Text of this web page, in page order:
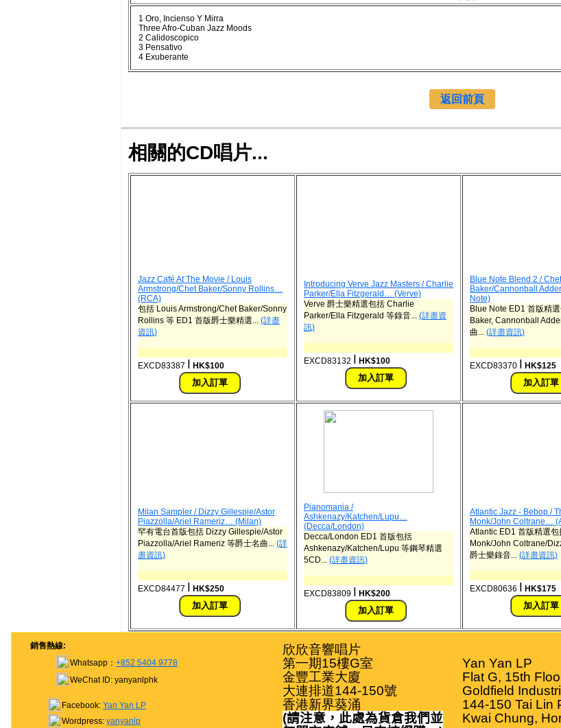
1 Oro, Incienso Y Mirra
Three Afro-Cuban Jazz Moods
2 Calidoscopico
3 Pensativo
4 Exuberante
返回前頁
相關的CD唱片...
Jazz Café At The Movie / Louis
Armstrong/Chet Baker/Sonny Rollins…
(RCA)
包括 Louis Armstrong/Chet Baker/Sonny
Rollins 等 ED1 首版爵士樂精選... (詳盡
資訊)
EXCD83387 HK$100
Introducing Verve Jazz Masters / Charlie
Parker/Ella Fitzgerald… (Verve)
Verve 爵士樂精選包括 Charlie
Parker/Ella Fitzgerald 等錄音... (詳盡資
訊)
EXCD83132 HK$100
Blue Note Blend 2 / Chet
Baker/Cannonball
Note)
Blue Note ED1 首版精
Baker, Cannonball
曲... (詳盡資訊)
EXCD83370 HK$125
Milan Sampler / Dizzy Gillespie/Astor
Piazzolla/Ariel Rameriz… (Milan)
罕有電台首版包括 Dizzy Gillespie/Astor
Piazzolla/Ariel Rameriz 等爵士名曲... (詳
盡資訊)
EXCD84477 HK$250
Pianomania /
Ashkenazy/Katchen/Lupu…
(Decca/London)
Decca/London ED1 首版包括
Ashkenazy/Katchen/Lupu 等鋼琴精選
5CD... (詳盡資訊)
EXCD83809 HK$200
Atlantic Jazz - Bebop /
Monk/John Coltrane…
Atlantic ED1 首版精選
Monk/John Coltrane/
爵士樂錄音... (詳盡資訊)
EXCD80636 HK$175
銷售熱線:
Whatsapp： +852 5404 9778
WeChat ID: yanyanlphk
Facebook: Yan Yan LP
Wordpress: yanyanlp
欣欣音響唱片
第一期15樓G室
金豐工業大廈
大連排道144-150號
香港新界葵涌
(請注意，此處為貨倉我們並
Yan Yan LP
Flat G, 15th
Goldfield
144-150 Tai Lin
Kwai Chung,